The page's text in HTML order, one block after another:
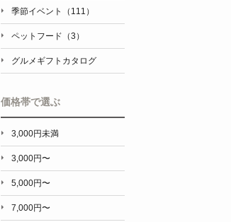
季節イベント（111）
ペットフード（3）
グルメギフトカタログ
価格帯で選ぶ
3,000円未満
3,000円〜
5,000円〜
7,000円〜